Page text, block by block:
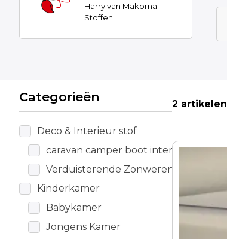
Harry van Makoma
Stoffen
Categorieën
Deco & Interieur stof
caravan camper boot interieur
Verduisterende Zonwerende stof
Kinderkamer
Babykamer
Jongens Kamer
2 artikelen